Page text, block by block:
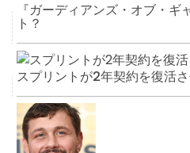
『ガーディアンズ・オブ・
ト？
スプリントが2年契約を復活